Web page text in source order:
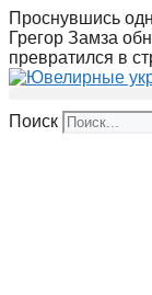
Перейти
к
содержимому
Проснувшись
Грегор Замза
превратился в
Поиск